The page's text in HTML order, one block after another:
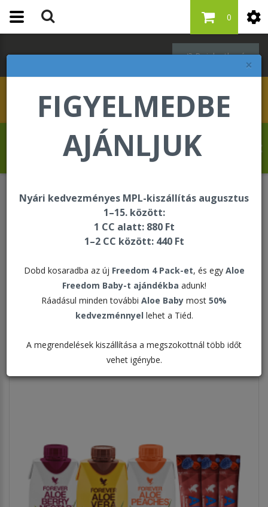
×
FIGYELMEDBE
AJÁNLJUK
Nyári kedvezményes MPL-kiszállítás augusztus
1–15. között:
1 CC alatt: 880 Ft
1–2 CC között: 440 Ft
Dobd kosaradba az új Freedom 4 Pack-et, és egy Aloe
Freedom Baby-t ajándékba adunk!
Ráadásul minden további Aloe Baby most 50%
kedvezménnyel lehet a Tiéd.
A megrendelések kiszállítása a megszokottnál több időt
vehet igénybe.
Bejelentkezés
0
Revelat Jean Baptiste üdvözli Önt a
Forever Living internetes áruházában!
Lendületes életmód
Lendületes életmód
Rendezés: